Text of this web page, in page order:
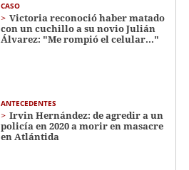
CASO
Victoria reconoció haber matado
con un cuchillo a su novio Julián
Álvarez: "Me rompió el celular..."
ANTECEDENTES
Irvin Hernández: de agredir a un
policía en 2020 a morir en masacre
en Atlántida